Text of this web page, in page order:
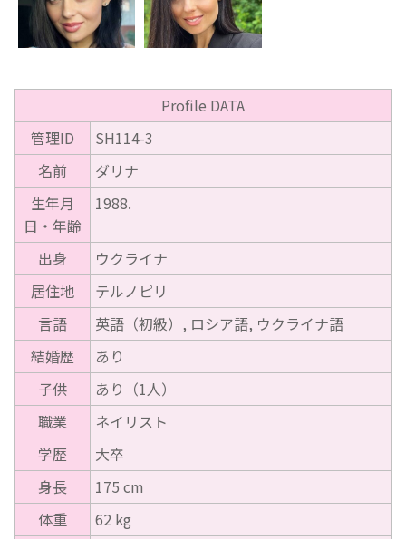
Profile DATA
管理ID
SH114-3
名前
ダリナ
生年月
日・年齢
1988.
出身
ウクライナ
居住地
テルノピリ
言語
英語（初級）, ロシア語, ウクライナ語
結婚歴
あり
子供
あり（1人）
職業
ネイリスト
学歴
大卒
身長
175 cm
体重
62 kg